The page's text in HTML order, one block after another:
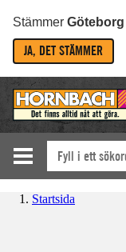
Stämmer Göteborg
JA, DET STÄMMER
Startsida